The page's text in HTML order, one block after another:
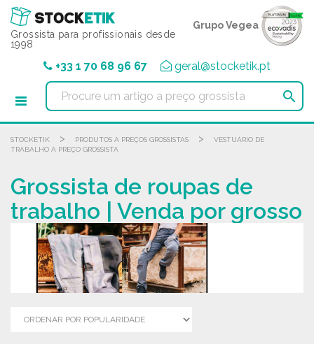
Grossista para profissionais desde
1998
Grupo Vegea
+33 1 70 68 96 67 geral@stocketik.pt

STOCKETIK > PRODUTOS A PREÇOS GROSSISTAS >
VESTUÁRIO DE
TRABALHO A PREÇO GROSSISTA
Grossista de roupas de
trabalho | Venda por grosso
Painel de Gerenciamento de Cookies